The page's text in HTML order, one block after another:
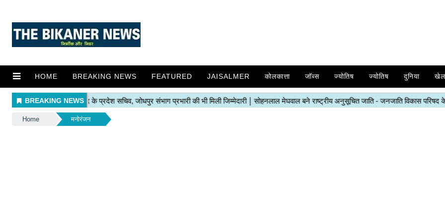
HOME BREAKING NEWS FEATURED JAISALMER कोलकात्ता जॉब्स ज्योतिष ज्योतिष दुनिया खेल
Home मनोरंजन